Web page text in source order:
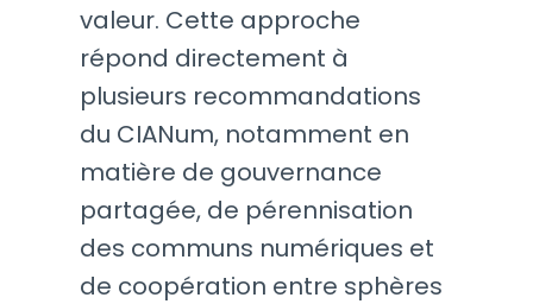
valeur. Cette approche
répond directement à
plusieurs recommandations
du CIANum, notamment en
matière de gouvernance
partagée, de pérennisation
des communs numériques et
de coopération entre sphères